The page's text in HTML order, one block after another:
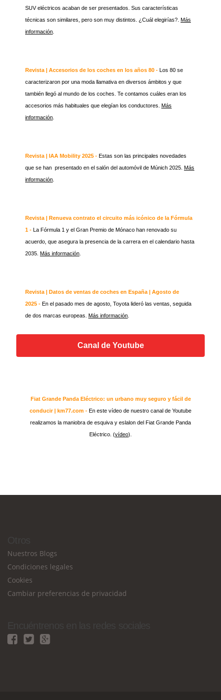
SUV eléctricos acaban de ser presentados. Sus características
técnicas son similares, pero son muy distintos. ¿Cuál elegirías?. Más
información
Revista | Accesorios de los coches en los años 80 - Los 80 se
caracterizaron por una moda llamativa en diversos ámbitos y que
también llegó al mundo de los coches. Te contamos cuáles eran los
accesorios más habituales que elegían los conductores. Más
información
Revista | IAA Mobility 2025 - Estas son las principales novedades
que se han presentado en el salón del automóvil de Múnich 2025. Más
información
Revista | Renueva contrato el circuito más icónico de la Fórmula
1 - La Fórmula 1 y el Gran Premio de Mónaco han renovado su
acuerdo, que asegura la presencia de la carrera en el calendario hasta
2035. Más información
Revista | Datos de ventas de coches en España | Agosto de
2025 - En el pasado mes de agosto, Toyota lideró las ventas, seguida
de dos marcas europeas. Más información
Canal de Youtube
Fiat Grande Panda Eléctrico: un urbano muy seguro y fácil de
conducir | km77.com - En este vídeo de nuestro canal de Youtube
realizamos la maniobra de esquiva y eslalon del Fiat Grande Panda
Eléctrico. (vídeo).
Nuestros Blogs
Condiciones legales
Cookies
Cambiar preferencias de privacidad